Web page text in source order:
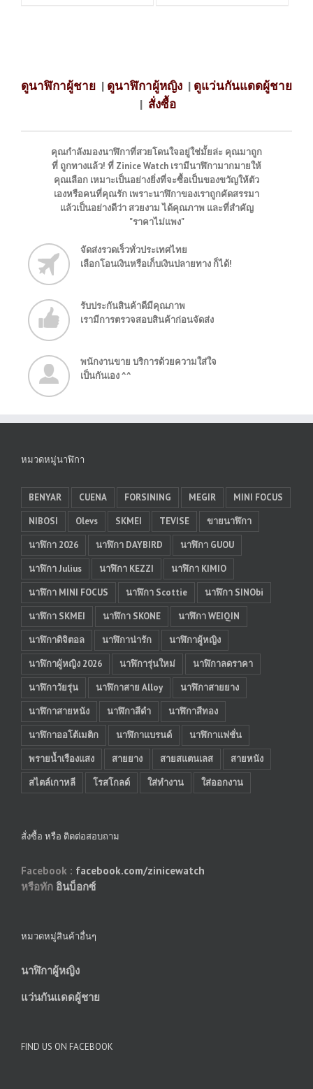
ดูนาฬิกาผู้ชาย | ดูนาฬิกาผู้หญิง | ดูแว่นกันแดดผู้ชาย
| สั่งซื้อ
คุณกำลังมองนาฬิกาที่สวยโดนใจอยู่ใช่มั้ยล่ะ คุณมาถูก
ที่ ถูกทางแล้ว! ที่ Zinice Watch เรามีนาฬิกามากมายให้
คุณเลือก เหมาะเป็นอย่างยิ่งที่จะซื้อเป็นของขวัญให้ตัว
เองหรือคนที่คุณรัก เพราะนาฬิกาของเราถูกคัดสรรมา
แล้วเป็นอย่างดีว่า สวยงาม ได้คุณภาพ และที่สำคัญ
"ราคาไม่แพง"
จัดส่งรวดเร็วทั่วประเทศไทย
เลือกโอนเงินหรือเก็บเงินปลายทาง ก็ได้!
รับประกันสินค้าดีมีคุณภาพ
เรามีการตรวจสอบสินค้าก่อนจัดส่ง
พนักงานขาย บริการด้วยความใส่ใจ
เป็นกันเอง ^^
หมวดหมู่นาฬิกา
BENYAR CUENA FORSINING MEGIR
MINI FOCUS
NIBOSI
Olevs SKMEI TEVISE
ขายนาฬิกา
นาฬิกา 2026
นาฬิกา DAYBIRD
นาฬิกา GUOU
นาฬิกา Julius
นาฬิกา KEZZI
นาฬิกา KIMIO
นาฬิกา MINI FOCUS
นาฬิกา Scottie
นาฬิกา SINObi
นาฬิกา SKMEI
นาฬิกา SKONE
นาฬิกา WEIQIN
นาฬิกาดิจิตอล
นาฬิกาน่ารัก
นาฬิกาผู้หญิง
นาฬิกาผู้หญิง 2026
นาฬิการุ่นใหม่
นาฬิกาลดราคา
นาฬิกาวัยรุ่น
นาฬิกาสาย Alloy
นาฬิกาสายยาง
นาฬิกาสายหนัง
นาฬิกาสีดำ
นาฬิกาสีทอง
นาฬิกาออโต้เมติก
นาฬิกาแบรนด์
นาฬิกาแฟชั่น
พรายน้ำเรืองแสง
สายยาง สายสแตนเลส
สายหนัง
สไตล์เกาหลี
โรสโกลด์ ใส่ทำงาน ใส่ออกงาน
สั่งซื้อ หรือ ติดต่อสอบถาม
Facebook : facebook.com/zinicewatch
หรือทัก อินบ็อกซ์
หมวดหมู่สินค้าอื่นๆ
นาฬิกาผู้หญิง
แว่นกันแดดผู้ชาย
FIND US ON FACEBOOK